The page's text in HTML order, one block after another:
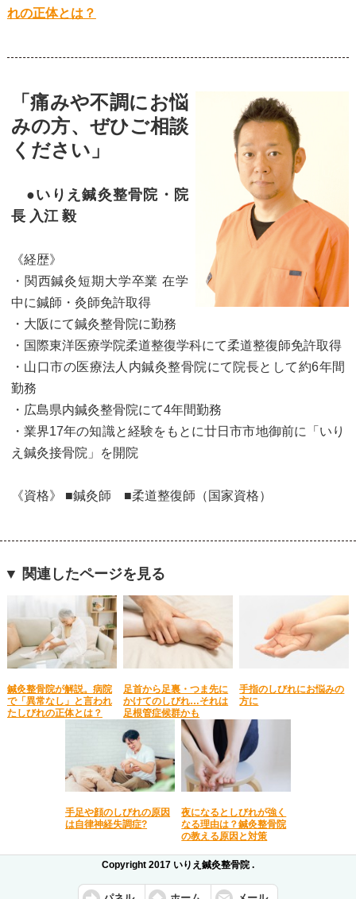
れの正体とは？
「痛みや不調にお悩
みの方、ぜひご相談
ください」
●いりえ鍼灸整骨院・院
長 入江 毅
《経歴》
・関西鍼灸短期大学卒業 在学
中に鍼師・灸師免許取得
・大阪にて鍼灸整骨院に勤務
・国際東洋医療学院柔道整復学科にて柔道整復師免許取得
・山口市の医療法人内鍼灸整骨院にて院長として約6年間
勤務
・広島県内鍼灸整骨院にて4年間勤務
・業界17年の知識と経験をもとに廿日市市地御前に「いり
え鍼灸接骨院」を開院
《資格》 ■鍼灸師 ■柔道整復師（国家資格）
▼ 関連したページを見る
鍼灸整骨院が解説。病院
で「異常なし」と言われ
たしびれの正体とは？
足首から足裏・つま先に
かけてのしびれ…それは
足根管症候群かも
手指のしびれにお悩みの
方に
手足や顔のしびれの原因
は自律神経失調症?
夜になるとしびれが強く
なる理由は？鍼灸整骨院
の教える原因と対策
Copyright 2017 いりえ鍼灸整骨院 .